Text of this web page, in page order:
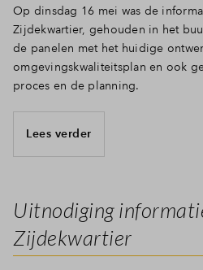
Op dinsdag 16 mei was de
Zijdekwartier, gehouden in het
de panelen met het huidige
omgevingskwaliteitsplan en ook
proces en de planning.
Lees verder
Uitnodiging
Zijdekwartier